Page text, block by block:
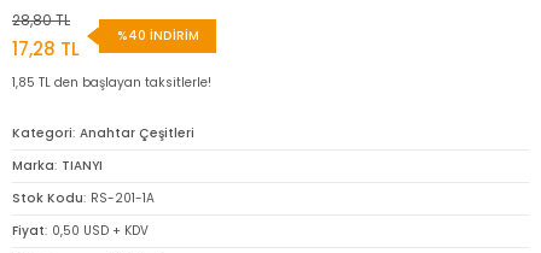
28,80 TL
17,28 TL
%40 İNDİRİM
1,85 TL den başlayan taksitlerle!
Kategori Anahtar Çeşitleri
Marka TIANYI
Stok Kodu RS-201-1A
Fiyat 0,50 USD + KDV